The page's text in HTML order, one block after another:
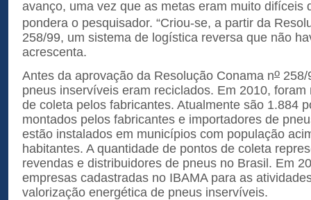
avanço, uma vez que as metas eram muito difíceis
pondera o pesquisador. “Criou-se, a partir da
258/99, um sistema de logística reversa que não
acrescenta.
Antes da aprovação da Resolução Conama no 258/
pneus inservíveis eram reciclados. Em 2010,
de coleta pelos fabricantes. Atualmente são 1.884
montados pelos fabricantes e importadores de
estão instalados em municípios com população
habitantes. A quantidade de pontos de coleta
revendas e distribuidores de pneus no Brasil. Em
empresas cadastradas no IBAMA para as
valorização energética de pneus inservíveis.